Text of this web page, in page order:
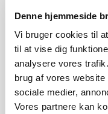
Denne hjemmeside
Vi bruger cookies til
til at vise dig
analysere vores
brug af vores
sociale medier,
Vores partnere kan
MASKINER
Forserie til